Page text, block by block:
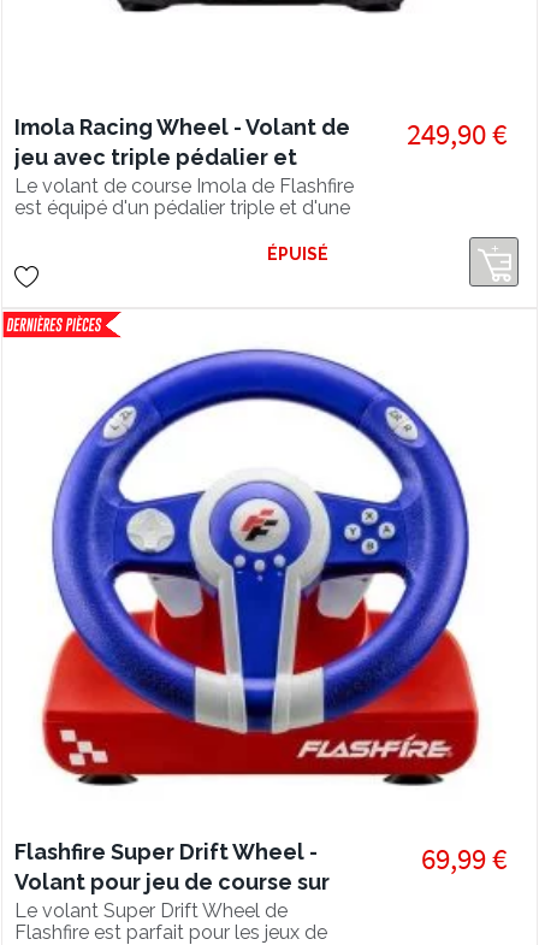
Imola Racing Wheel - Volant de
jeu avec triple pédalier et
levier de vitesse
Le volant de course Imola de Flashfire
est équipé d'un pédalier triple et d'une
249,90 €
ÉPUISÉ
Flashfire Super Drift Wheel -
Volant pour jeu de course sur
Switch
Le volant Super Drift Wheel de
Flashfire est parfait pour les jeux de
69,99 €